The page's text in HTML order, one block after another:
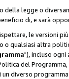
della legge o
di, e sarà
le versioni
o qualsiasi altra
"), incluso
del
diverso